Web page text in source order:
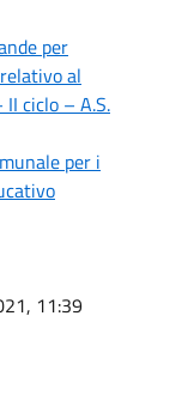
per
al
ciclo – A.S.
per i
11:39